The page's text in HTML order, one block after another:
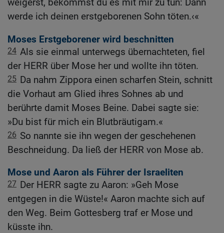
weigerst, bekommst du es mit mir zu tun: Dann
werde ich deinen erstgeborenen Sohn töten.‹«
Moses Erstgeborener wird beschnitten
24 Als sie einmal unterwegs übernachteten, fiel
der HERR über Mose her und wollte ihn töten.
25 Da nahm Zippora einen scharfen Stein, schnitt
die Vorhaut am Glied ihres Sohnes ab und
berührte damit Moses Beine. Dabei sagte sie:
»Du bist für mich ein Blutbräutigam.«
26 So nannte sie ihn wegen der geschehenen
Beschneidung. Da ließ der HERR von Mose ab.
Mose und Aaron als Führer der Israeliten
27 Der HERR sagte zu Aaron: »Geh Mose
entgegen in die Wüste!« Aaron machte sich auf
den Weg. Beim Gottesberg traf er Mose und
küsste ihn.